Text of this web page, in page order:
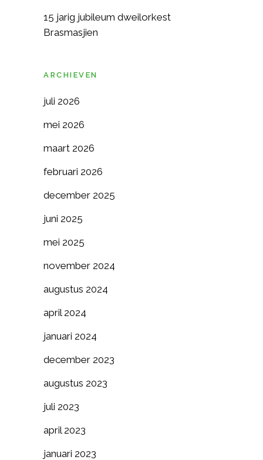
15 jarig jubileum dweilorkest
Brasmasjien
ARCHIEVEN
juli 2026
mei 2026
maart 2026
februari 2026
december 2025
juni 2025
mei 2025
november 2024
augustus 2024
april 2024
januari 2024
december 2023
augustus 2023
juli 2023
april 2023
januari 2023